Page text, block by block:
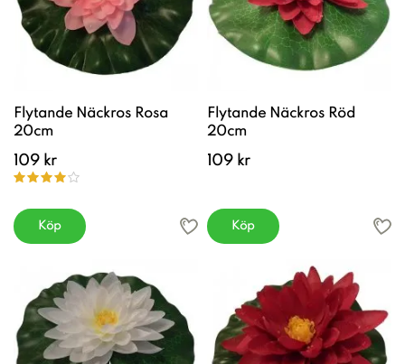
Flytande Näckros Rosa
20cm
109 kr
Köp
Flytande Näckros Röd
20cm
109 kr
Köp